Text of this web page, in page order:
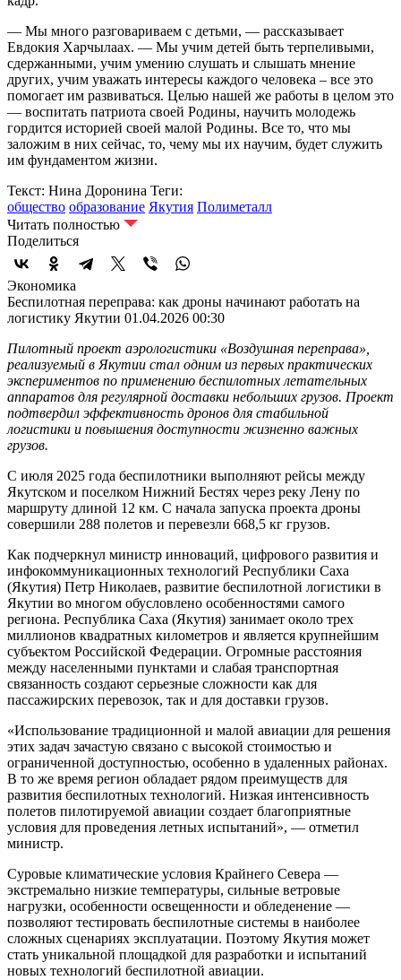
— Мы много разговариваем с детьми, — рассказывает
Евдокия Харчылаах. — Мы учим детей быть терпеливыми,
сдержанными, учим умению слушать и слышать мнение
других, учим уважать интересы каждого человека – все это
помогает им развиваться. Целью нашей же работы в целом это
— воспитать патриота своей Родины, научить молодежь
гордится историей своей малой Родины. Все то, что мы
заложим в них сейчас, то, чему мы их научим, будет служить
им фундаментом жизни.
Текст: Нина Доронина Теги:
общество образование Якутия Полиметалл
Читать полностью
Поделиться
Экономика
Беспилотная переправа: как дроны начинают работать на
логистику Якутии 01.04.2026 00:30
Пилотный проект аэрологистики «Воздушная переправа»,
реализуемый в Якутии стал одним из первых практических
экспериментов по применению беспилотных летательных
аппаратов для регулярной доставки небольших грузов. Проект
подтвердил эффективность дронов для стабильной
логистики и повышения доступности жизненно важных
грузов.
С июля 2025 года беспилотники выполняют рейсы между
Якутском и поселком Нижний Бестях через реку Лену по
маршруту длиной 12 км. С начала запуска проекта дроны
совершили 288 полетов и перевезли 668,5 кг грузов.
Как подчеркнул министр инноваций, цифрового развития и
инфокоммуникационных технологий Республики Саха
(Якутия) Петр Николаев, развитие беспилотной логистики в
Якутии во многом обусловлено особенностями самого
региона. Республика Саха (Якутия) занимает около трех
миллионов квадратных километров и является крупнейшим
субъектом Российской Федерации. Огромные расстояния
между населенными пунктами и слабая транспортная
связанность создают серьезные сложности как для
пассажирских перевозок, так и для доставки грузов.
«Использование традиционной и малой авиации для решения
этих задач зачастую связано с высокой стоимостью и
ограниченной доступностью, особенно в удаленных районах.
В то же время регион обладает рядом преимуществ для
развития беспилотных технологий. Низкая интенсивность
полетов пилотируемой авиации создает благоприятные
условия для проведения летных испытаний», — отметил
министр.
Суровые климатические условия Крайнего Севера —
экстремально низкие температуры, сильные ветровые
нагрузки, особенности освещенности и обледенение —
позволяют тестировать беспилотные системы в наиболее
сложных сценариях эксплуатации. Поэтому Якутия может
стать уникальной площадкой для разработки и испытаний
новых технологий беспилотной авиации.